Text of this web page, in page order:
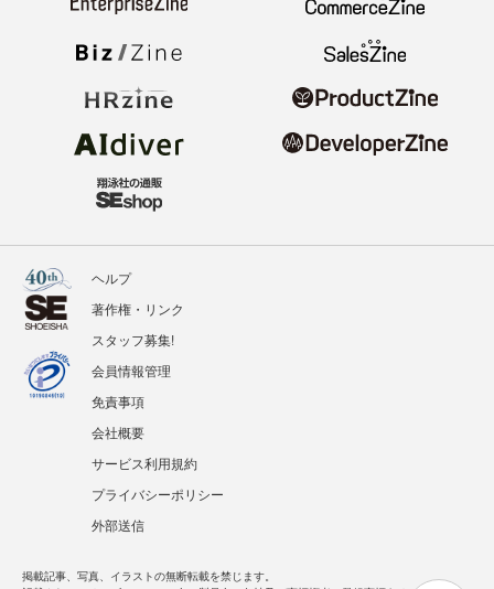
ヘルプ
著作権・リンク
スタッフ募集!
会員情報管理
免責事項
会社概要
サービス利用規約
プライバシーポリシー
外部送信
掲載記事、写真、イラストの無断転載を禁じます。